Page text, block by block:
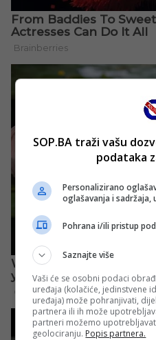
SOP.BA traži vašu
podataka
Personalizirano
oglašavanja i sadržaja,
Pohrana i/ili pristup
Saznajte više
Vaši će se osobni podaci
uređaja (kolačiće, jedinstvene
uređaja) može pohranjivati,
partnera ili ih može
partneri možemo
geolociranju. Popis partnera.